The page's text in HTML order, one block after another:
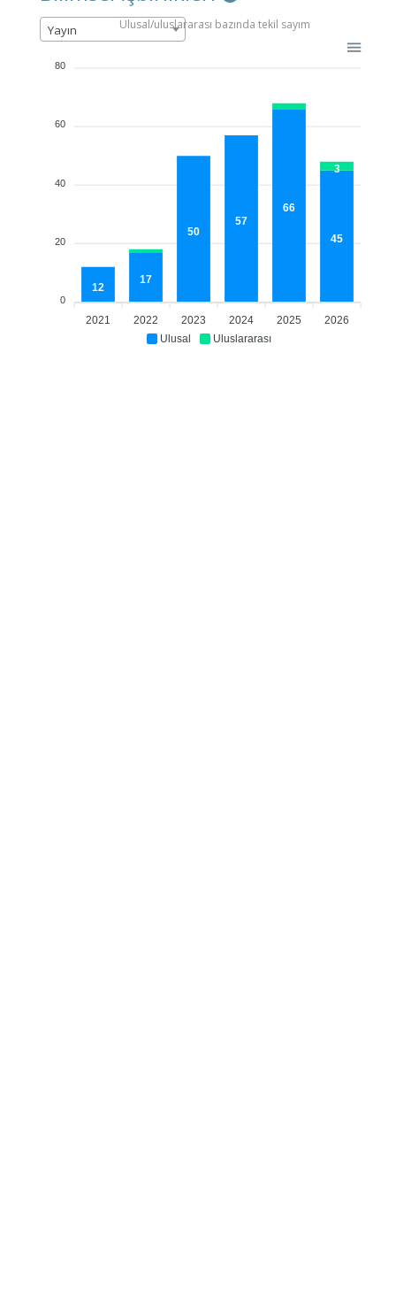
Yayın Ulusal/uluslararası bazında tekil sayım
Ulusal Uluslararası
2021 2022 2023 2024 2025 2026
12
17
50
57
66
45
3
80
60
40
20
0